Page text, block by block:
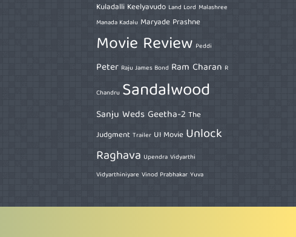
Kuladalli Keelyavudo Land Lord Malashree
Manada Kadalu Maryade Prashne
Movie Review Peddi
Peter Raju James Bond Ram Charan R
Chandru Sandalwood
Sanju Weds Geetha-2 The
Judgment Trailer UI Movie Unlock
Raghava Upendra Vidyarthi
Vidyarthiniyare Vinod Prabhakar Yuva